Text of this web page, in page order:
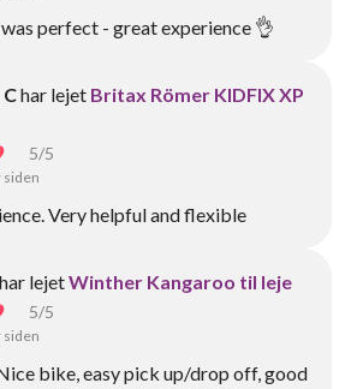
perfect - great experience 👌
har lejet Britax Römer KIDFIX XP
5/5
siden
Very helpful and flexible
har lejetWinther Kangaroo til leje
5/5
siden
bike, easy pick up/drop off, good